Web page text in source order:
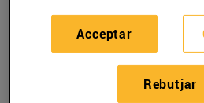
Grup Bon Preu
l’Associació de municipis
Departament de Territori i
Rebutjar
Acceptar